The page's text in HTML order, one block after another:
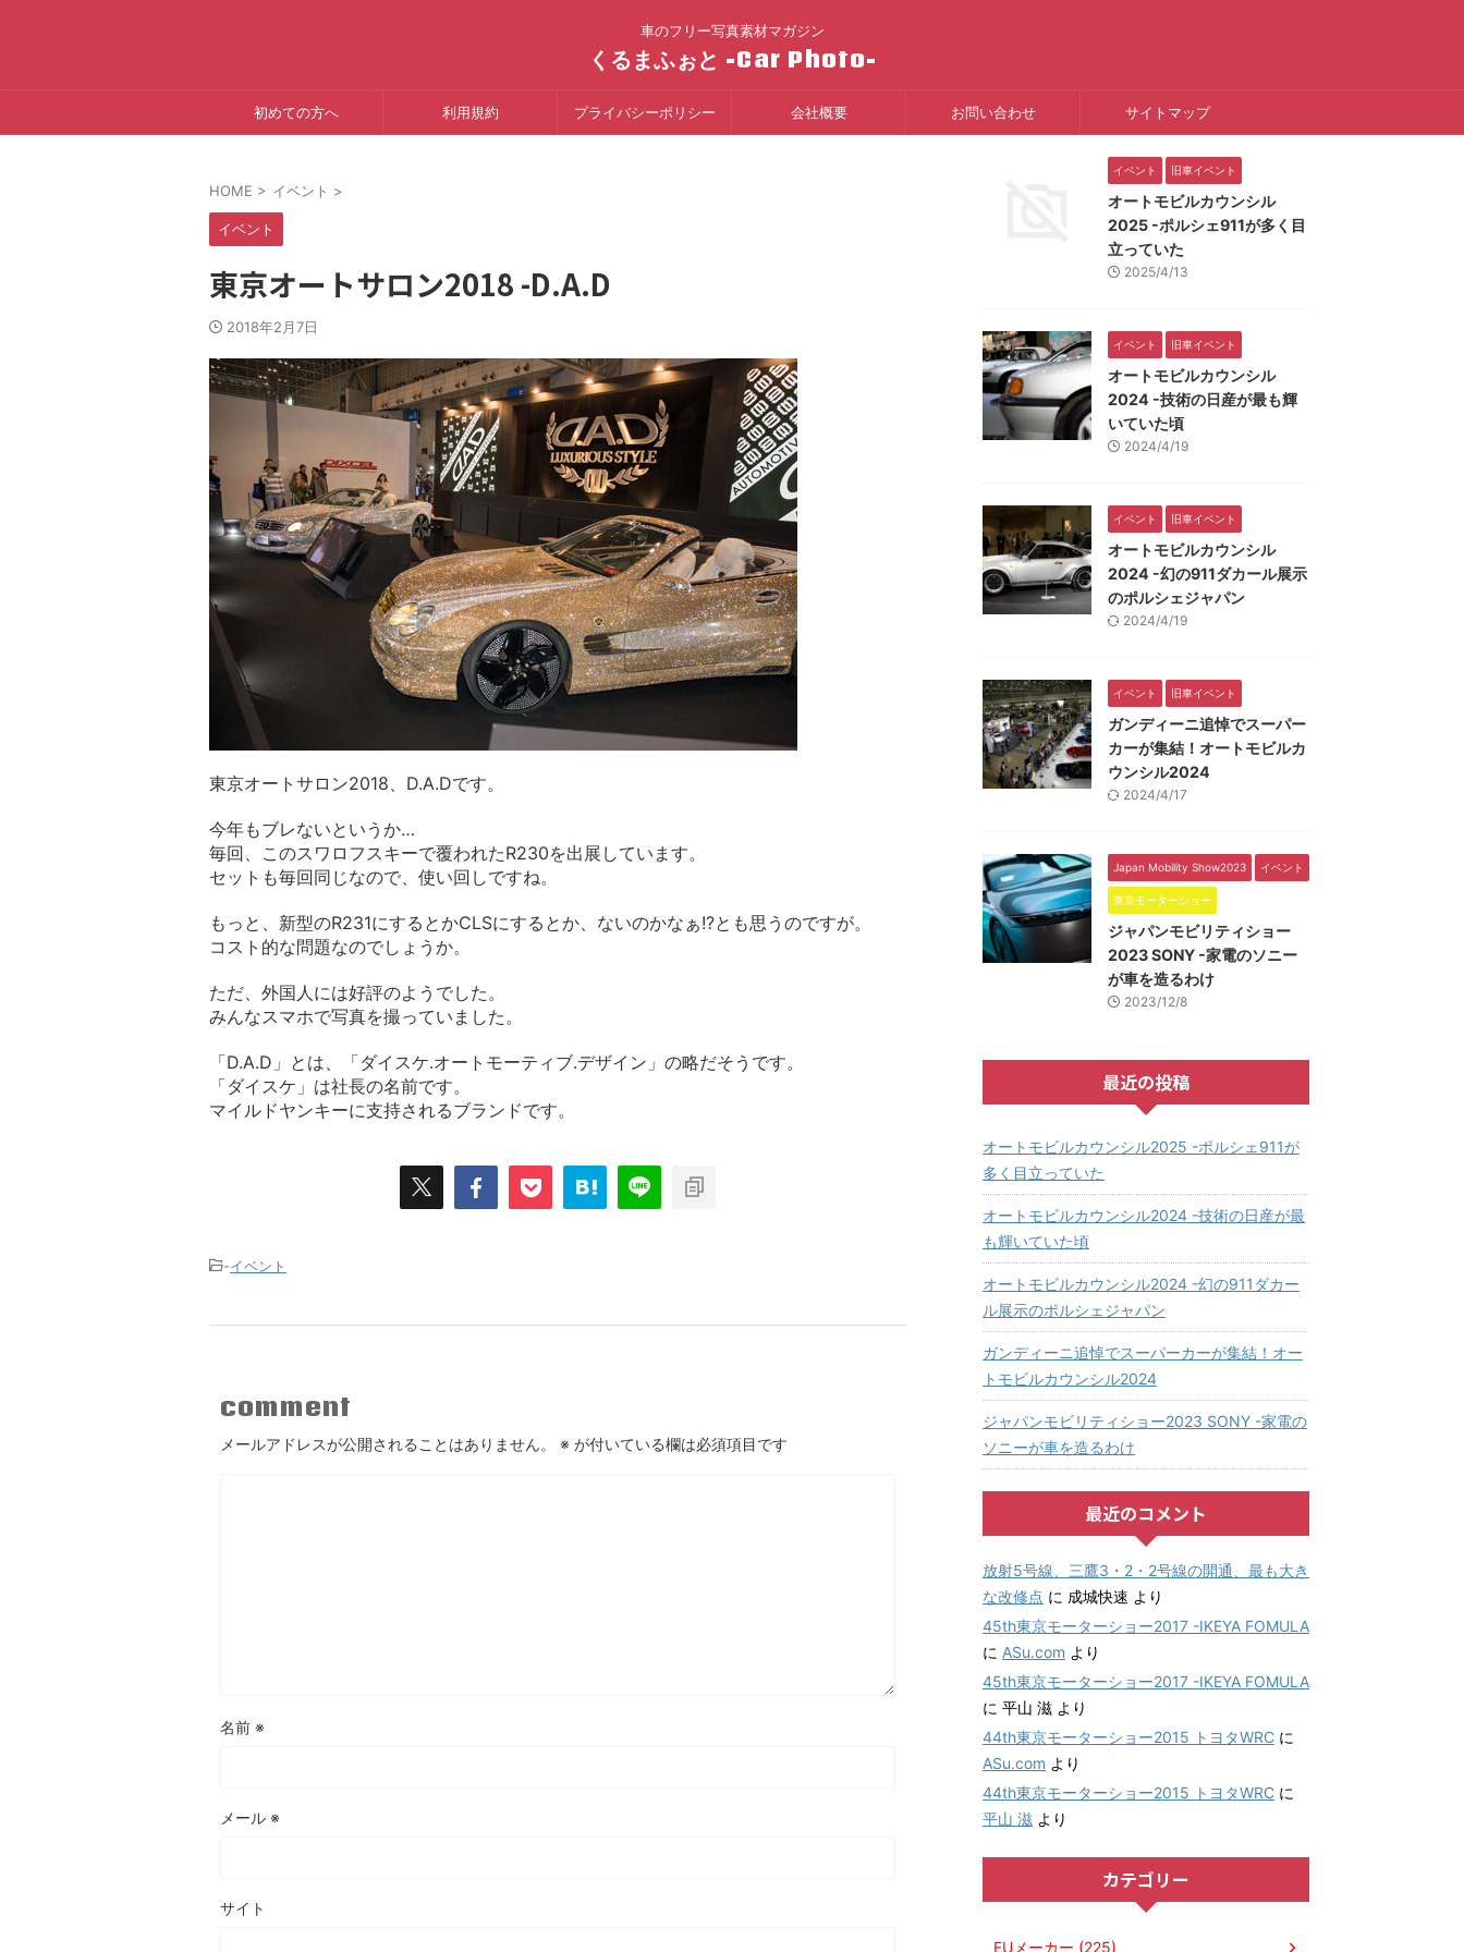
車のフリー写真素材マガジン
くるまふぉと -Car Photo-
初めての方へ 利用規約 プライバシーポリシー 会社概要 お問い合わせ サイトマップ
HOME > イベント >
イベント
東京オートサロン2018 -D.A.D
2018年2月7日
東京オートサロン2018、D.A.Dです。
今年もブレないというか…
毎回、このスワロフスキーで覆われたR230を出展しています。
セットも毎回同じなので、使い回しですね。
もっと、新型のR231にするとかCLSにするとか、ないのかなぁ!?とも思うのですが。
コスト的な問題なのでしょうか。
ただ、外国人には好評のようでした。
みんなスマホで写真を撮っていました。
「D.A.D」とは、「ダイスケ.オートモーティブ.デザイン」の略だそうです。
「ダイスケ」は社長の名前です。
マイルドヤンキーに支持されるブランドです。
-イベント
comment
メールアドレスが公開されることはありません。 ※ が付いている欄は必須項目です
名前 ※
メール ※
サイト
イベント 旧車イベント
オートモビルカウンシル
2025 -ポルシェ911が多く目
立っていた
2025/4/13
イベント 旧車イベント
オートモビルカウンシル
2024 -技術の日産が最も輝
いていた頃
2024/4/19
イベント 旧車イベント
オートモビルカウンシル
2024 -幻の911ダカール展示
のポルシェジャパン
2024/4/19
イベント 旧車イベント
ガンディーニ追悼でスーパー
カーが集結！オートモビルカ
ウンシル2024
2024/4/17
Japan Mobility Show2023 イベント
東京モーターショー
ジャパンモビリティショー
2023 SONY -家電のソニー
が車を造るわけ
2023/12/8
最近の投稿
オートモビルカウンシル2025 -ポルシェ911が
多く目立っていた
オートモビルカウンシル2024 -技術の日産が最
も輝いていた頃
オートモビルカウンシル2024 -幻の911ダカー
ル展示のポルシェジャパン
ガンディーニ追悼でスーパーカーが集結！オー
トモビルカウンシル2024
ジャパンモビリティショー2023 SONY -家電の
ソニーが車を造るわけ
最近のコメント
放射5号線、三鷹3・2・2号線の開通、最も大き
な改修点 に 成城快速 より
45th東京モーターショー2017 -IKEYA FOMULA
に ASu.com より
45th東京モーターショー2017 -IKEYA FOMULA
に 平山 滋 より
44th東京モーターショー2015 トヨタWRC に
ASu.com より
44th東京モーターショー2015 トヨタWRC に
平山 滋 より
カテゴリー
EUメーカー (225)